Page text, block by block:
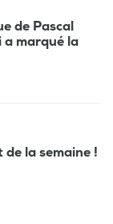
de Pascal
a marqué la
de la semaine !